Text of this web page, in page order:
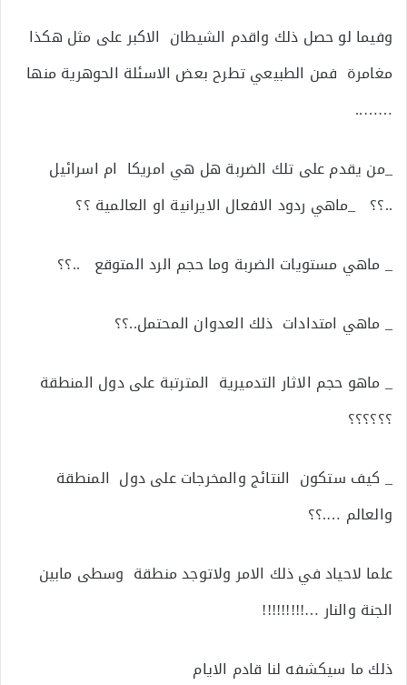
وفيما لو حصل ذلك واقدم الشيطان الاكبر على مثل هكذا
مغامرة فمن الطبيعي تطرح بعض الاسئلة الحوهرية منها
……..
_من يقدم على تلك الضربة هل هي امريكا ام اسرائيل
..؟؟ _ماهي ردود الافعال الايرانية او العالمية ؟؟
_ ماهي مستويات الضربة وما حجم الرد المتوقع ..؟؟
_ ماهي امتدادات ذلك العدوان المحتمل..؟؟
_ ماهو حجم الاثار التدميرية المترتبة على دول المنطقة
؟؟؟؟؟؟
_ كيف ستكون النتائج والمخرجات على دول المنطقة
والعالم ….؟؟
علما لاحياد في ذلك الامر ولاتوجد منطقة وسطى مابين
الجنة والنار …!!!!!!!!!
ذلك ما سيكشفه لنا قادم الايام